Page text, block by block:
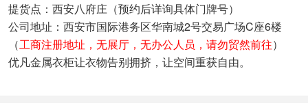
提货点：西安八府庄（预约后详询具体门牌号）
公司地址：西安市国际港务区华南城2号交易广场C座6楼
（工商注册地址，无展厅，无办公人员，请勿贸然前往）
优凡金属衣柜让衣物告别拥挤，让空间重获自由。